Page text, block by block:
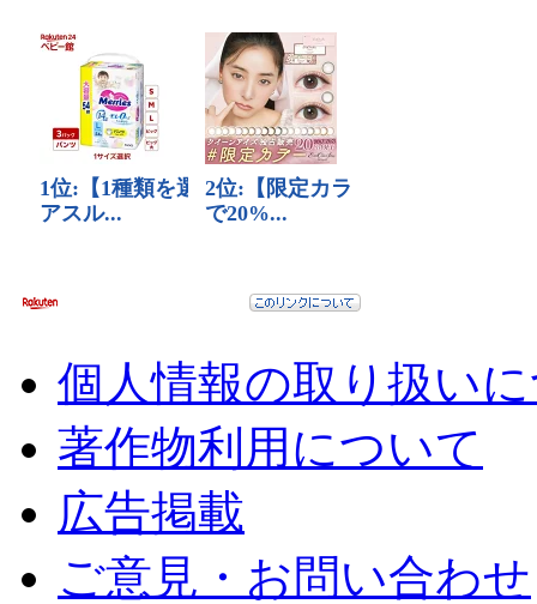
個人情報の取り扱い
著作物利用について
広告掲載
ご意見・お問い合わせ